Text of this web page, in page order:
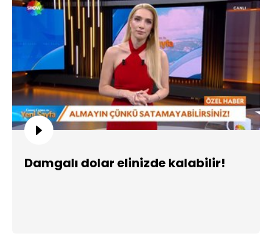
Damgalı dolar elinizde kalabilir!